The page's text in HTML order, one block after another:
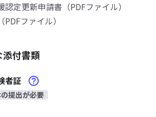
定更新申請書（PDFファイル）
ファイル）
添付書類
者証
提出が必要